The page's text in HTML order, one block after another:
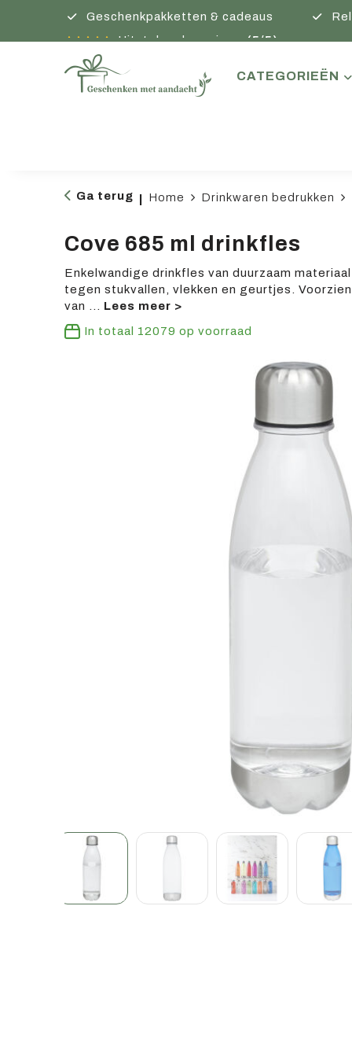
Geschenkpakketten & cadeaus
Uitstekende reviews(5/5)
CATEGORIEËN
Ga terug Home Drinkwaren bedrukken
Cove 685 ml drinkfles
Enkelwandige drinkfles van duurzaam
tegen stukvallen, vlekken en geurtjes.
van
In totaal 12079 op voorraad